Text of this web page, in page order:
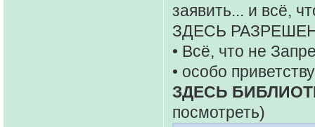
заявить... и всё,
ЗДЕСЬ
• Всё, что не
• особо
ЗДЕСЬ
посмотреть)